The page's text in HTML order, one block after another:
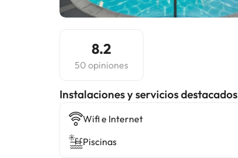
8.2
50 opiniones
Instalaciones y servicios destacados
Wifi e Internet
Piscinas